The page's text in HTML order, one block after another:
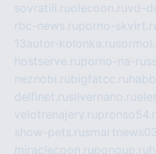
sovratili.ruolecoon.ruvd-
rbc-news.ruporno-
13autor-kolonka.ru
hostserve.ruporno-na-
neznobi.rubigfatcc.ru
delfinet.rusilvernano.ru
velotrenajery.ru
show-pets.ru
miraclecoon.rupongup.ru